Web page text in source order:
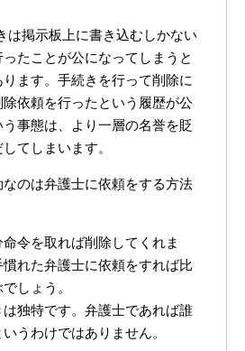
は掲示板上に書き込むしかない
たことが公になってしまうと
ます。手続きを行って削除に
依頼を行ったという履歴が公
事態は、より一層の名誉を貶
てしまいます。
のは弁護士に依頼をする方法
令を取れば削除してくれま
れた弁護士に依頼をすれば比
しょう。
独特です。弁護士であれば誰
うわけではありません。